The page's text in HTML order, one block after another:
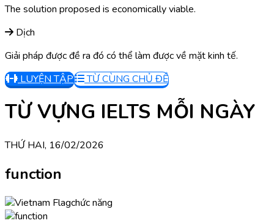
The solution proposed is economically viable.
Dịch
Giải pháp được đề ra đó có thể làm được về mặt kinh tế.
LUYỆN TẬP
TỪ CÙNG CHỦ ĐỀ
TỪ VỰNG IELTS MỖI NGÀY
THỨ HAI, 16/02/2026
function
chức năng